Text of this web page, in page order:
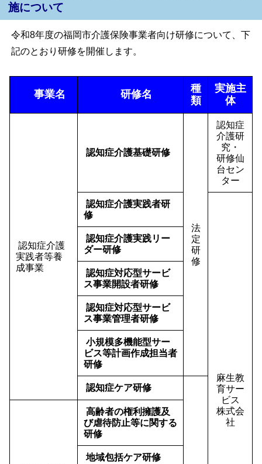
施について
令和8年度の福岡市介護保険事業者向け研修について、下
記のとおり研修を開催します。
事業名 研修名
種
類
実施主
体
認知症介護
実践者等養
成事業
認知症介護基礎研修
法
定
研
修
認知症
介護研
究・
研修仙
台セン
ター
認知症介護実践者研
修
麻生教
育サー
ビス
株式会
社
認知症介護実践リー
ダー研修
認知症対応型サービ
ス事業開設者研修
認知症対応型サービ
ス事業管理者研修
小規模多機能型サー
ビス等計画作成担当者
研修
認知症ケア研修
高齢者の権利擁護及
び虐待防止等に関する
研修
地域包括ケア研修